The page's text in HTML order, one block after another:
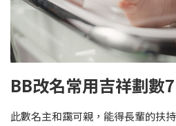
BB改名常用吉祥劃數
此數名主和靄可親，能得長輩的扶